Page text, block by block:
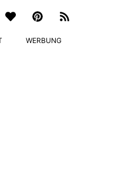
WERBUNG